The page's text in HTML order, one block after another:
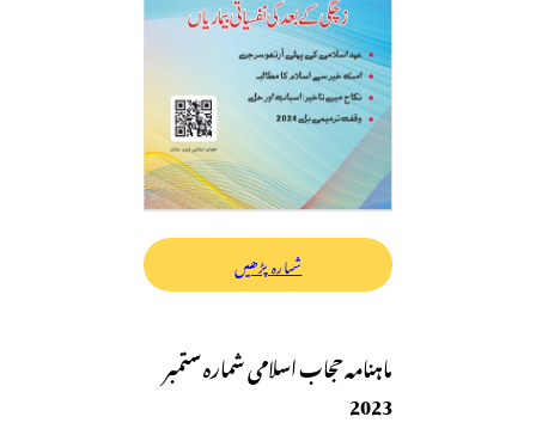
شمارہ پڑھیں
ماہنامہ حجاب اسلامی شمارہ ستمبر
2023